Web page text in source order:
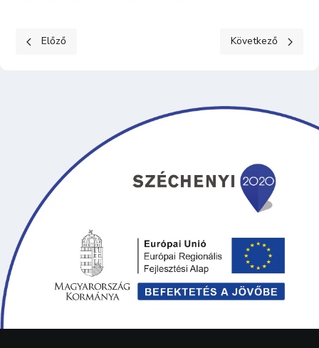
Előző cikk: Helyi Választási Bizottság határozata - 40/2024. (06.
Előző Következő cikk:
Következő